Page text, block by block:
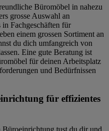
Büromöbel in nahezu
grosse Auswahl an
Fachgeschäften für
einem grossen Sortiment an
du dich umfangreich von
Eine gute Beratung ist
für deinen Arbeitsplatz
und Bedürfnissen
für effizientes
tust du dir und